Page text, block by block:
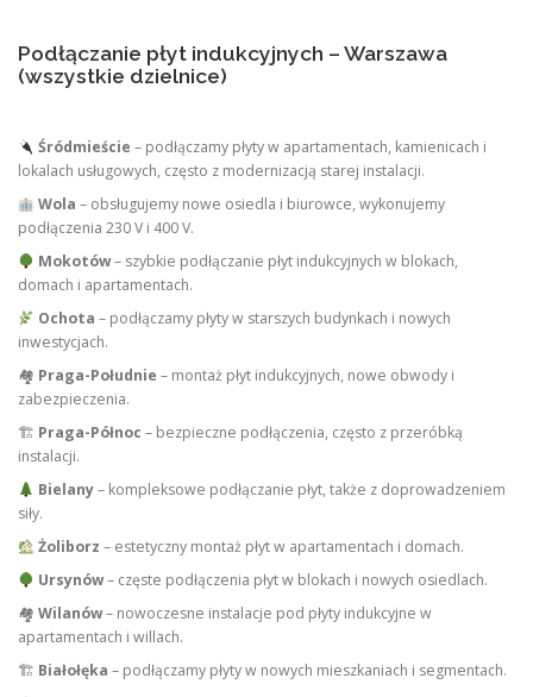
Podłączanie płyt indukcyjnych – Warszawa
(wszystkie dzielnice)
Śródmieście – podłączamy płyty w apartamentach, kamienicach i
lokalach usługowych, często z modernizacją starej instalacji.
Wola – obsługujemy nowe osiedla i biurowce, wykonujemy
podłączenia 230 V i 400 V.
Mokotów– szybkie podłączanie płyt indukcyjnych w blokach,
domach i apartamentach.
Ochota – podłączamy płyty w starszych budynkach i nowych
inwestycjach.
🏘 Praga-Południe – montaż płyt indukcyjnych, nowe obwody i
zabezpieczenia.
🏗 Praga-Północ – bezpieczne podłączenia, często z przeróbką
instalacji.
Bielany– kompleksowe podłączanie płyt, także z doprowadzeniem
siły.
Żoliborz – estetyczny montaż płyt w apartamentach i domach.
Ursynów– częste podłączenia płyt w blokach i nowych osiedlach.
🏘 Wilanów– nowoczesne instalacje pod płyty indukcyjne w
apartamentach i willach.
🏗 Białołęka – podłączamy płyty w nowych mieszkaniach i segmentach.